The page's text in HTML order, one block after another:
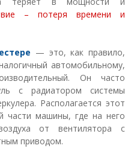
– потеря времени и
— это, как правило,
автомобильному,
Он часто
с радиатором системы
Располагается этот
части машины, где на него
от вентилятора с
приводом.